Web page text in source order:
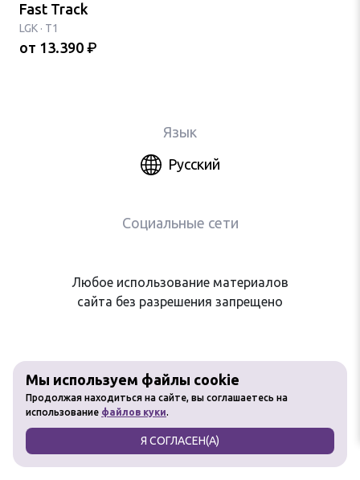
Fast Track
LGK · T1
от 13.390 ₽
Мы используем файлы cookie
Продолжая находиться на сайте, вы соглашаетесь на
использование файлов куки.
Я СОГЛАСЕН(А)
Язык
Русский
Социальные сети
Любое использование материалов
сайта без разрешения запрещено